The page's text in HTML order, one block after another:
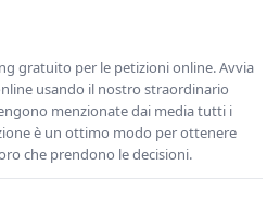
gratuito per le petizioni online. Avvia
usando il nostro straordinario
menzionate dai media tutti i
è un ottimo modo per ottenere
che prendono le decisioni.